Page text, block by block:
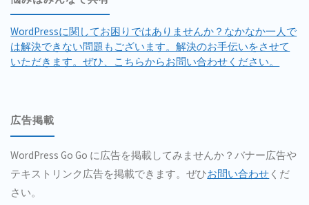
WordPressに関してお困りではありませんか？なかなか一人で
は解決できない問題もございます。解決のお手伝いをさせて
いただきます。ぜひ、こちらからお問い合わせください。
広告掲載
WordPress Go Go に広告を掲載してみませんか？バナー広告や
テキストリンク広告を掲載できます。ぜひお問い合わせ くだ
さい。